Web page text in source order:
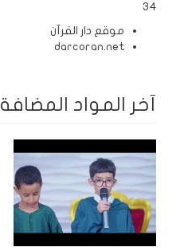
34
موقع دار القرآن
darcoran.net
آخر المواد المضافة